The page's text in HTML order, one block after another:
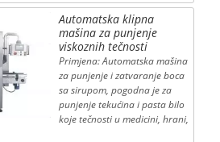
Automatska klipna
mašina za punjenje
viskoznih tečnosti
Primjena: Automatska mašina
za punjenje i zatvaranje boca
sa sirupom, pogodna je za
punjenje tekućina i pasta bilo
koje tečnosti u medicini, hrani,